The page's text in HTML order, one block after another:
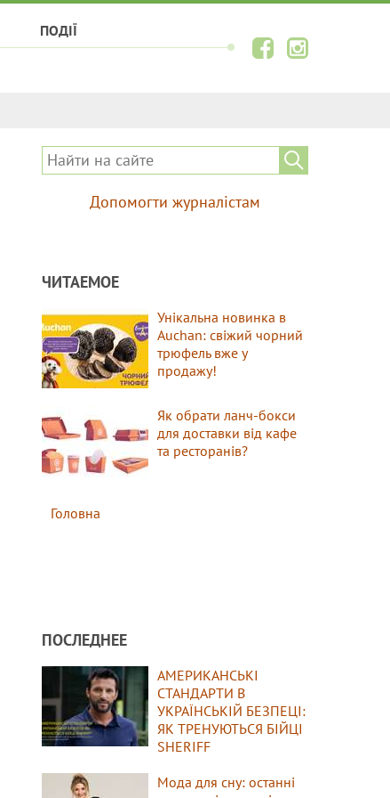
ПОДІЇ
Допомогти журналістам
ЧИТАЕМОЕ
Унікальна новинка в
Auchan: свіжий чорний
трюфель вже у
продажу!
Як обрати ланч-бокси
для доставки від кафе
та ресторанів?
Головна
ПОСЛЕДНЕЕ
АМЕРИКАНСЬКІ
СТАНДАРТИ В
УКРАЇНСЬКІЙ БЕЗПЕЦІ:
ЯК ТРЕНУЮТЬСЯ БІЙЦІ
SHERIFF
Мода для сну: останні